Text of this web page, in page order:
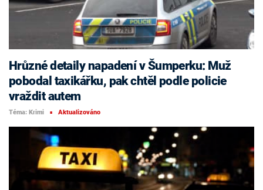
Hrůzné detaily napadení v Šumperku: Muž
pobodal taxikářku, pak chtěl podle policie
vraždit autem
Téma: Krimi ■ Aktualizováno